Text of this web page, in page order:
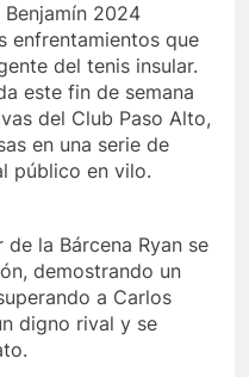
2024
enfrentamientos que
del tenis insular.
este fin de semana
del Club Paso Alto,
en una serie de
público en vilo.
la Bárcena Ryan se
demostrando un
a Carlos
digno rival y se